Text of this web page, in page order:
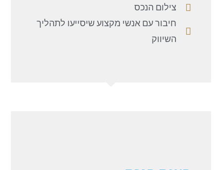
צילום הנכס
חיבור עם אנשי מקצוע שיסייעו לתהליך
השיווק